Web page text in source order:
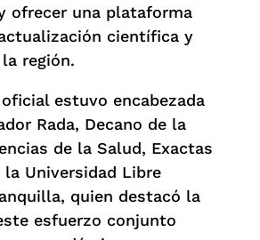
ofrecer una plataforma
científica y
región.
estuvo encabezada
Rada, Decano de la
de la Salud, Exactas
Universidad Libre
quien destacó la
esfuerzo conjunto